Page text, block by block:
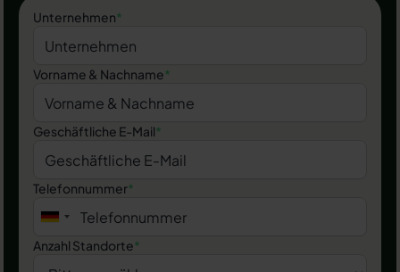
Unternehmen*
Vorname & Nachname*
Geschäftliche E-Mail*
Telefonnummer*
Anzahl Standorte*